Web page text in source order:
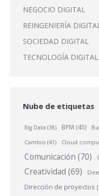
NEGOCIO DIGITAL
REINGENIERÍA
SOCIEDAD DIGITAL
TECNOLOGÍA DIGITAL
Nube de etiquetas
Big Data (38) BPM (45)
Cambio (41) Cloud
Comunicación (70)
Creatividad (69)
Dirección de proyectos